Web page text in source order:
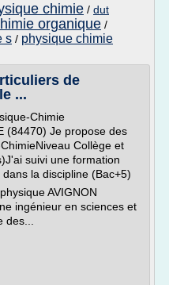
chimie / dut
organique /
s / physique chimie
de
...
Chimie
(84470) Je propose des
Collège et
suivi une formation
la discipline (Bac+5)
AVIGNON
ingénieur en sciences et